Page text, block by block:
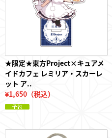
★限定★東方Project×キュアメ
イドカフェ レミリア・スカーレ
ット ア..
¥1,650（税込）